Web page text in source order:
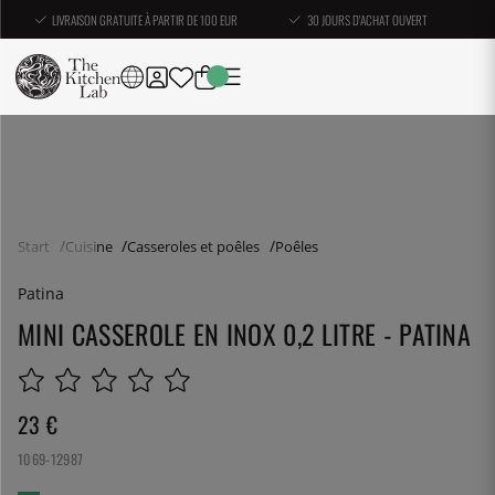
LIVRAISON GRATUITE À PARTIR DE 100 EUR 30 JOURS D'ACHAT OUVERT
Start Cuisine Casseroles et poêles Poêles
Patina
MINI CASSEROLE EN INOX 0,2 LITRE - PATINA
23 €
1069-12987